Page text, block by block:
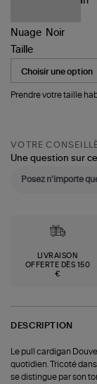
Taille
Prendre votre taille
VOTRE
Une question sur
LIVRAISON
OFFERTE DÈS 150
€
DESCRIPTION
Le pull cardigan
quotidien. Tricoté
se distingue par son